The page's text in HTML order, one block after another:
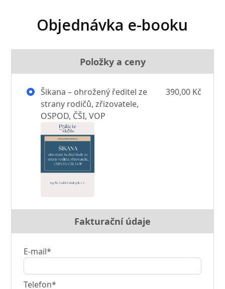
Objednávka e-booku
Položky a ceny
Šikana – ohrožený ředitel ze
strany rodičů, zřizovatele,
OSPOD, ČŠI, VOP
390,00 Kč
Fakturační údaje
E-mail*
Telefon*